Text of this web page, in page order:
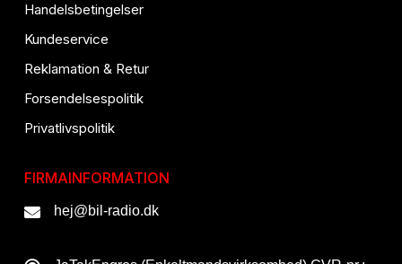
Handelsbetingelser
Kundeservice
Reklamation & Retur
Forsendelsespolitik
Privatlivspolitik
FIRMAINFORMATION
hej@bil-radio.dk